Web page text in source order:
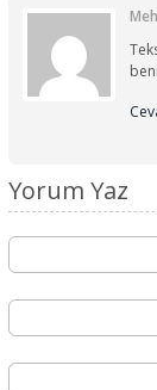
Yorum Yaz